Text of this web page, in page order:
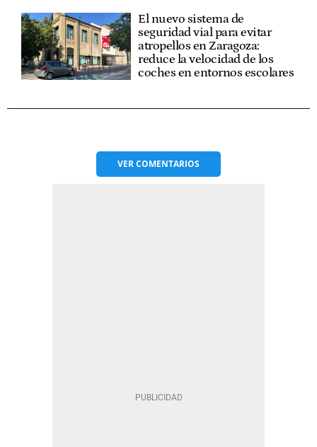
El nuevo sistema de
seguridad vial para evitar
atropellos en Zaragoza:
reduce la velocidad de los
coches en entornos escolares
VERCOMENTARIOS